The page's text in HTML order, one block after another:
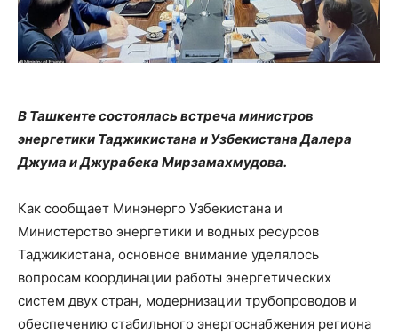
В Ташкенте состоялась встреча министров
энергетики Таджикистана и Узбекистана Далера
Джума и Джурабека Мирзамахмудова.
Как сообщает Минэнерго Узбекистана и
Министерство энергетики и водных ресурсов
Таджикистана, основное внимание уделялось
вопросам координации работы энергетических
систем двух стран, модернизации трубопроводов и
обеспечению стабильного энергоснабжения региона